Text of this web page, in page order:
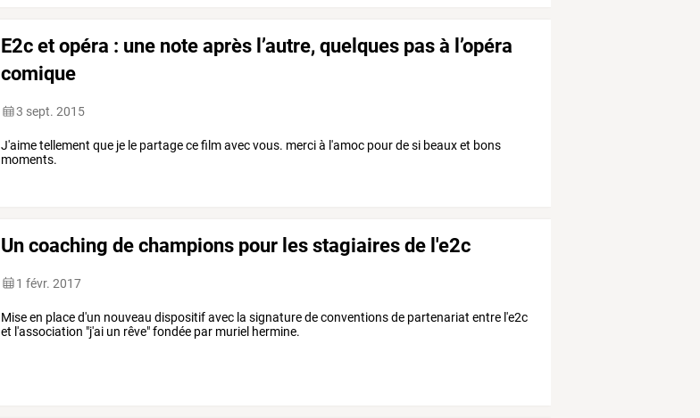
E2c et opéra : une note après l’autre, quelques pas à l’opéra
comique
3 sept. 2015
J'aime tellement que je le partage ce film avec vous. merci à l'amoc pour de si beaux et bons
moments.
Un coaching de champions pour les stagiaires de l'e2c
1 févr. 2017
Mise en place d'un nouveau dispositif avec la signature de conventions de partenariat entre l'e2c
et l'association "j'ai un rêve" fondée par muriel hermine.